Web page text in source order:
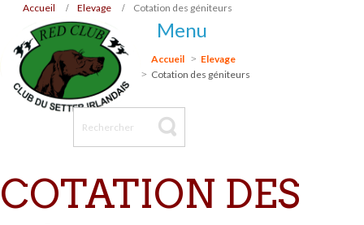
Accueil Elevage Cotation des géniteurs
Menu
Accueil
Elevage
Cotation des géniteurs
COTATION DES